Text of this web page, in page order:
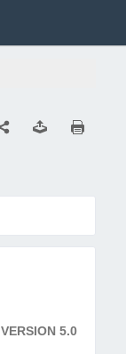
VERSION 5.0